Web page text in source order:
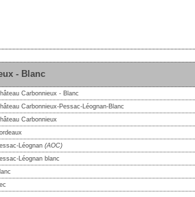
- Blanc
Carbonnieux - Blanc
Carbonnieux-Pessac-Léognan-Blanc
Carbonnieux
Léognan (AOC)
Léognan blanc